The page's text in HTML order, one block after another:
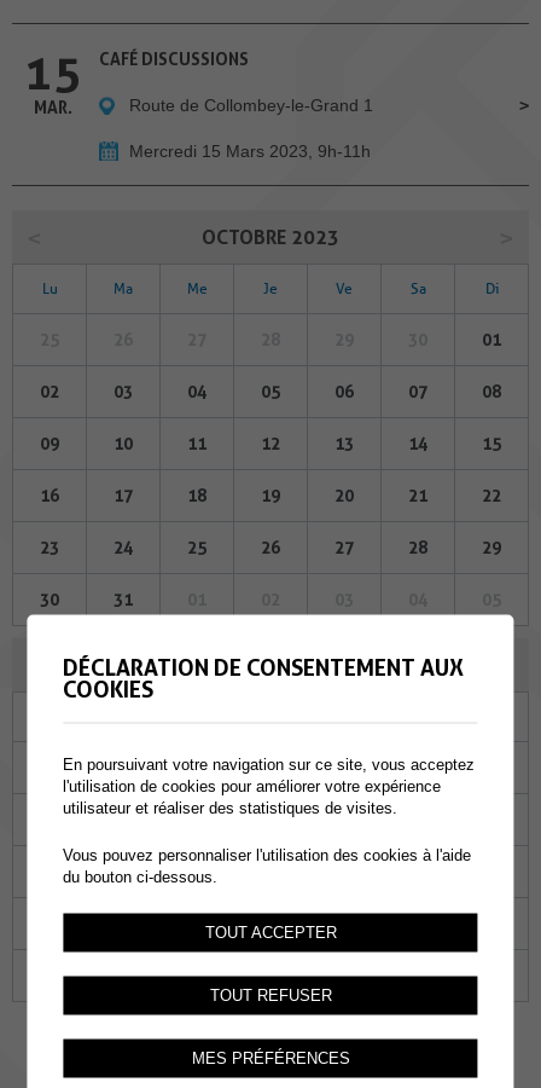
15
MAR.
CAFÉ DISCUSSIONS
Route de Collombey-le-Grand 1
Mercredi 15 Mars 2023, 9h-11h
OCTOBRE 2023
Lu Ma Me Je Ve Sa Di
01
02 03 04 05 06 07 08
09 10 11 12 13 14 15
16 17 18 19 20 21 22
23 24 25 26 27 28 29
30 31
NOVEMBRE 2023
31 01 02 03 04
07 08 09 10
14 15
22 23 24
28 29 30 01 02
DÉCLARATION DE CONSENTEMENT AUX
COOKIES
En poursuivant votre navigation sur ce site, vous acceptez
l'utilisation de cookies pour améliorer votre expérience
utilisateur et réaliser des statistiques de visites.
Vous pouvez personnaliser l'utilisation des cookies à l'aide
du bouton ci-dessous.
TOUT ACCEPTER
TOUT REFUSER
MES PRÉFÉRENCES